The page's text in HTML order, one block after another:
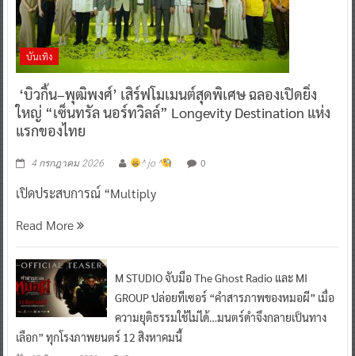
บันเทิง
‘บิวกิ้น–พุฒิพงศ์’ เสิร์ฟโมเมนต์สุดพิเศษ ฉลองเปิดยิ่ง
ใหญ่ “เซ็นทรัล นอร์ทวิลล์” Longevity Destination แห่ง
แรกของไทย
4 กรกฎาคม 2026 ^ jo ^ 0
เปิดประสบการณ์ “Multiply
Read More
M STUDIO จับมือ The Ghost Radio และ MI
GROUP ปล่อยทีเซอร์ “คำสารภาพของหมอผี” เมื่อ
ความยุติธรรมใช้ไม่ได้…มนตร์ดำจึงกลายเป็นทาง
เลือก” ทุกโรงภาพยนตร์ 12 สิงหาคมนี้